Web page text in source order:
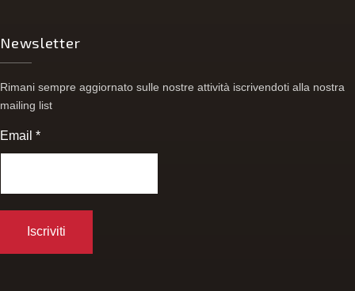
Newsletter
Rimani sempre aggiornato sulle nostre attività iscrivendoti alla nostra
mailing list
Email*